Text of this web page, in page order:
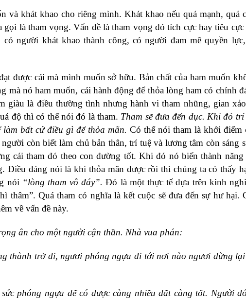
và khát khao cho riêng mình. Khát khao nếu quá mạnh, quá
là tham vọng. Vấn đề là tham vọng đó tích cực hay tiêu cực
người khát khao thành công, có người đam mê quyền
được cái mà mình muốn sở hữu. Bản chất của ham muốn
mà nó ham muốn, cái hành động để thỏa lòng ham có chính
giàu là điều thường tình nhưng hành vi tham nhũng, gian
độ thì có thể nói đó là tham. Tham sẽ đưa đến dục. Khi đó trí
bất cứ điều gì để thỏa mãn. Có thể nói tham là khởi điểm
còn biết làm chủ bản thân, trí tuệ và lương tâm còn sáng
cái tham đó theo con đường tốt. Khi đó nó biến thành năng
Điều đáng nói là khi thỏa mãn được rồi thì chúng ta có thấy
nói “lòng tham vô đáy”. Đó là một thực tế dựa trên kinh
thâm”. Quá tham có nghĩa là kết cuộc sẽ đưa đến sự hư hại.
về vấn đề này.
ân cho một người cận thần. Nhà vua phán:
thành trở đi, ngươi phóng ngựa đi tới nơi nào ngươi dừng
phóng ngựa để có được càng nhiều đất càng tốt. Người